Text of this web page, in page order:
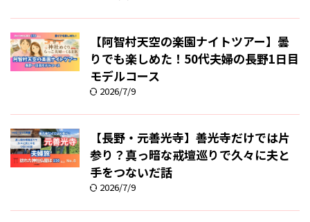
【阿智村天空の楽園ナイトツアー】曇
りでも楽しめた！50代夫婦の長野1日目
モデルコース
2026/7/9
【長野・元善光寺】善光寺だけでは片
参り？真っ暗な戒壇巡りで久々に夫と
手をつないだ話
2026/7/9